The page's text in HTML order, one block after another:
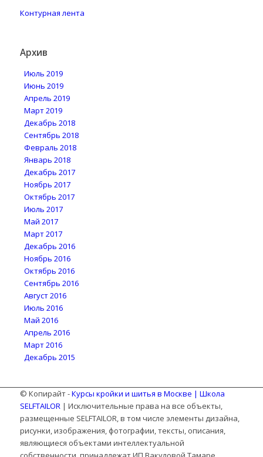
Контурная лента
Архив
Июль 2019
Июнь 2019
Апрель 2019
Март 2019
Декабрь 2018
Сентябрь 2018
Февраль 2018
Январь 2018
Декабрь 2017
Ноябрь 2017
Октябрь 2017
Июль 2017
Май 2017
Март 2017
Декабрь 2016
Ноябрь 2016
Октябрь 2016
Сентябрь 2016
Август 2016
Июль 2016
Май 2016
Апрель 2016
Март 2016
Декабрь 2015
© Копирайт -Курсы кройки и шитья в Москве | Школа
SELFTAILOR| Исключительные права на все объекты,
размещенные SELFTAILOR, в том числе элементы дизайна,
рисунки, изображения, фотографии, тексты, описания,
являющиеся объектами интеллектуальной